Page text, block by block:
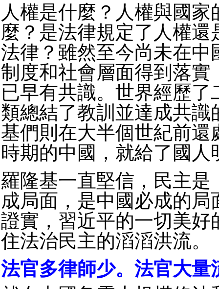
人權是什麼？人權與國家
麼？是法律規定了人權還
法律？雖然至今尚未在中
制度和社會層面得到落實
已早有共識。世界經歷了
類總結了教訓並達成共識
基們則在大半個世紀前還
時期的中國，就給了國人
羅隆基一直堅信，民主是
成局面，是中國必成的局
證實，習近平的一切美好
住法治民主的滔滔洪流。
法官多律師少。法官大量